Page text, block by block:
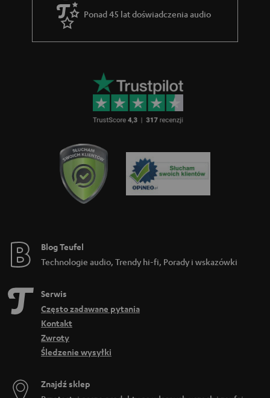
Ponad 45 lat doświadczenia audio
Blog Teufel
Technologie audio, Trendy hi-fi, Porady i wskazówki
Serwis
Często zadawane pytania
Kontakt
Zwroty
Śledzenie wysyłki
Znajdź sklep